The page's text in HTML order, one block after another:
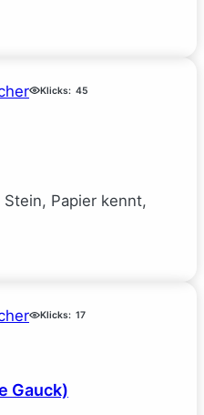
Klicks: 45
Papier kennt,
Klicks: 17
Gauck)